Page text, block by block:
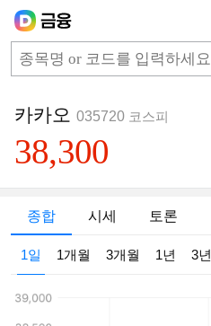
카카오 035720 코스피
38,300
종합 시세 토론
1일 1개월 3개월 1년 3년